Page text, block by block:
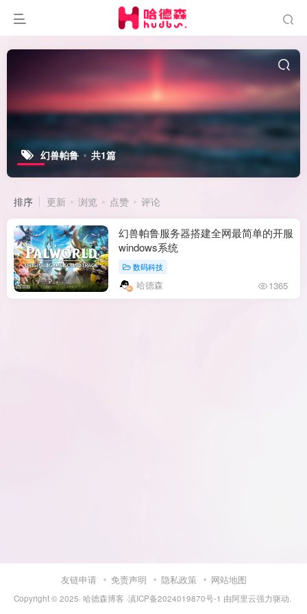
幻兽帕鲁 共1篇
排序 更新 浏览 点赞 评论
幻兽帕鲁服务器搭建全网最简单的开服
windows系统
数码科技
哈德森 1365
友链申请 免责声明 隐私政策 网站地图
Copyright © 2025· 哈德森博客 ·滇ICP备2024019870号-1 由阿里云强力驱动.